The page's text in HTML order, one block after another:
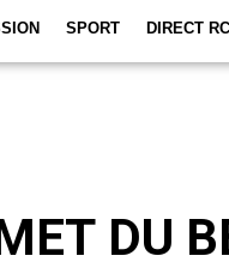
SPORT DIRECT
DU